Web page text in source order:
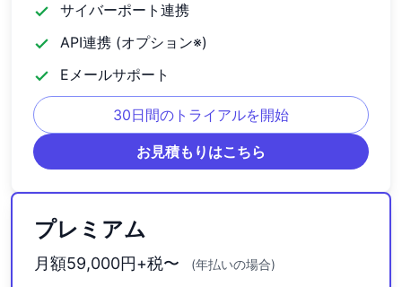
check サイバーポート連携
check API連携 (オプション※)
check Eメールサポート
30日間のトライアルを開始
お見積もりはこちら
プレミアム
月額59,000円+税〜 (年払いの場合)